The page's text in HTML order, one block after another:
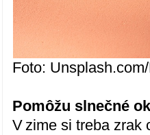
Foto:
Pomôžu slnečné
V zime si treba zrak